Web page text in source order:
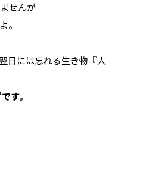
せんが
。
日には忘れる生き物『人
す。